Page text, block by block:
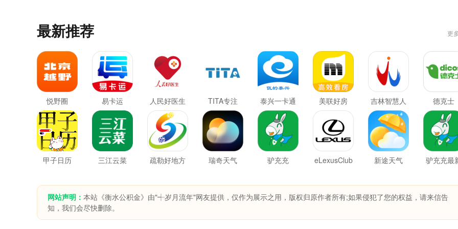
最新推荐 更
悦野圈 易卡运 人民好医生 TITA专注 泰兴一卡通 美联好房
吉林智慧人
社
德克士
甲子日历 三江云菜 疏勒好地方 瑞奇天气 驴充充 eLexusClub 新途天气
驴充充最
网站声明： 本站《衡水公积金》由"┽岁月流年"网友提供，仅作为展示之用，版权归原作者所有;如果侵犯了您的权益，请来信告
知，我们会尽快删除。